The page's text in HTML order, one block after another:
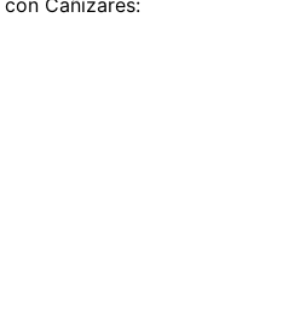
Cañizares: